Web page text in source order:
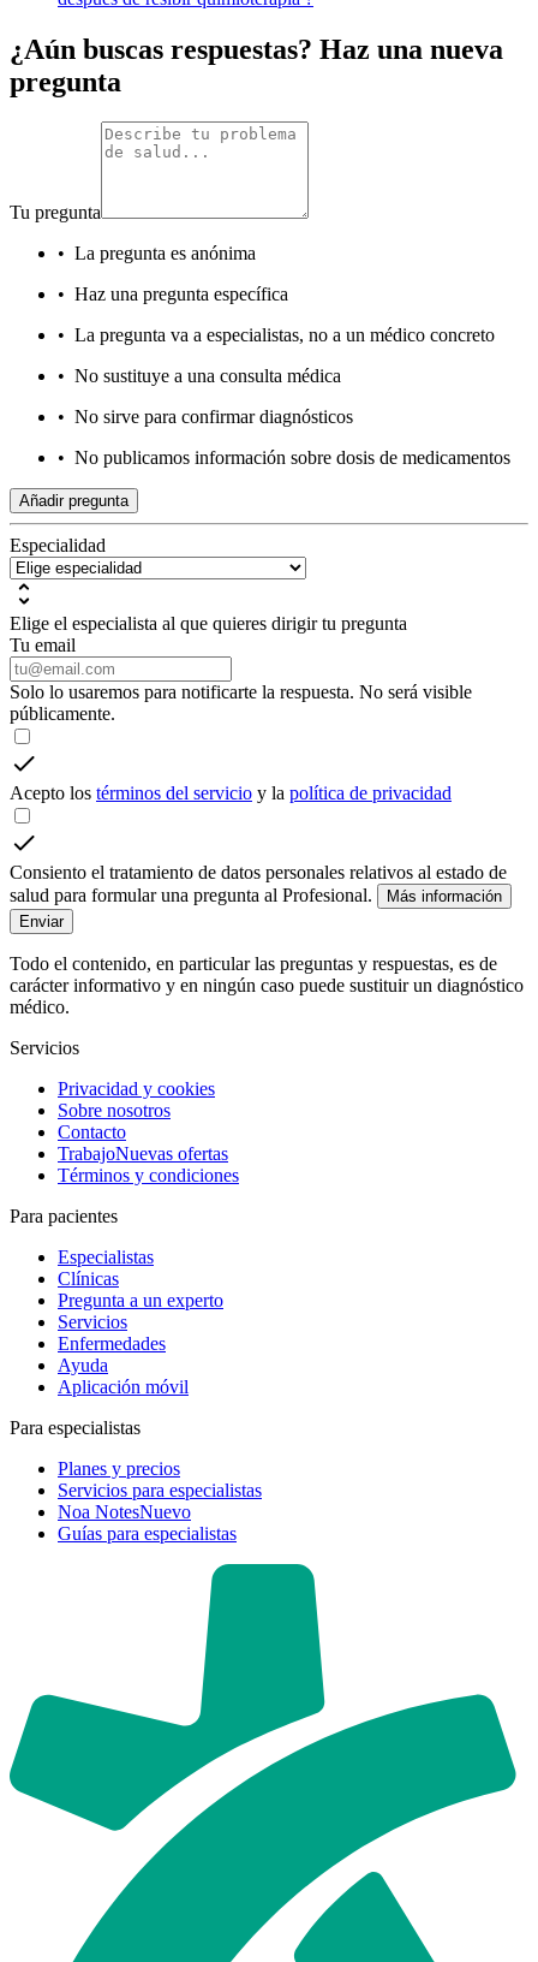
¿Aún buscas respuestas? Haz una nueva
pregunta
Tu pregunta
• La pregunta es anónima
• Haz una pregunta específica
• La pregunta va a especialistas, no a un médico concreto
• No sustituye a una consulta médica
• No sirve para confirmar diagnósticos
• No publicamos información sobre dosis de medicamentos
Añadir pregunta
Especialidad
Elige el especialista al que quieres dirigir tu pregunta
Tu email
Solo lo usaremos para notificarte la respuesta. No será visible
públicamente.
Acepto los términos del servicio y la política de privacidad
Consiento el tratamiento de datos personales relativos al estado de
salud para formular una pregunta al Profesional.
Más información
Enviar
Todo el contenido, en particular las preguntas y respuestas, es de
carácter informativo y en ningún caso puede sustituir un diagnóstico
médico.
Servicios
Privacidad y cookies
Sobre nosotros
Contacto
TrabajoNuevas ofertas
Términos y condiciones
Para pacientes
Especialistas
Clínicas
Pregunta a un experto
Servicios
Enfermedades
Ayuda
Aplicación móvil
Para especialistas
Planes y precios
Servicios para especialistas
Noa NotesNuevo
Guías para especialistas